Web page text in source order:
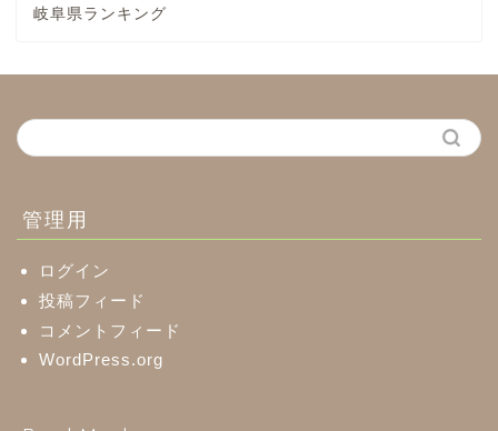
岐阜県ランキング
管理用
ログイン
投稿フィード
コメントフィード
WordPress.org